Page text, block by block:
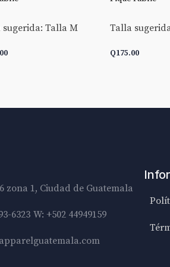
sugerida: Talla M Talla
Q175.00
zona 1, Ciudad de Guatemala
6323 W: +502 44949159